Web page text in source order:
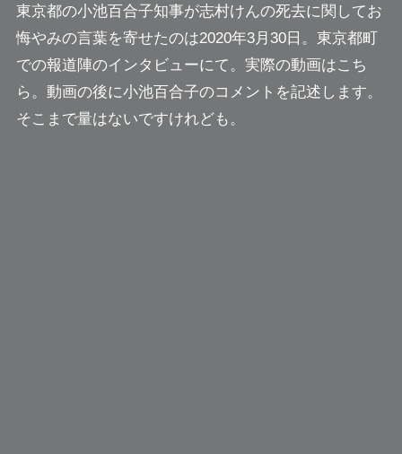
東京都の小池百合子知事が志村けんの死去に関してお
悔やみの言葉を寄せたのは2020年3月30日。東京都町
での報道陣のインタビューにて。実際の動画はこち
ら。動画の後に小池百合子のコメントを記述します。
そこまで量はないですけれども。